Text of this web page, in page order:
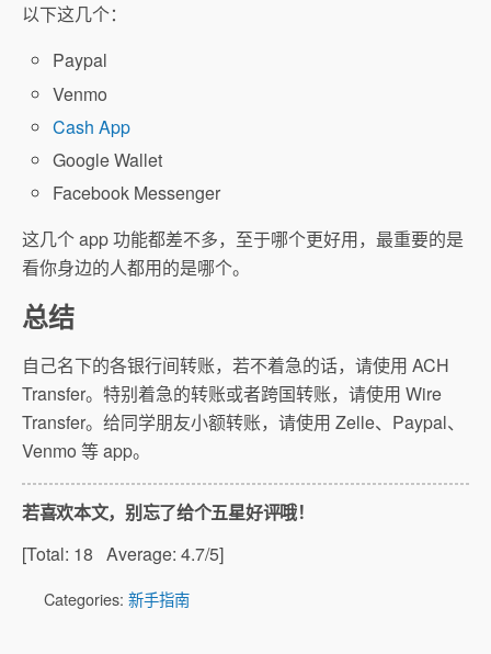
以下这几个：
Paypal
Venmo
Cash App
Google Wallet
Facebook Messenger
这几个 app 功能都差不多，至于哪个更好用，最重要的是
看你身边的人都用的是哪个。
总结
自己名下的各银行间转账，若不着急的话，请使用 ACH
Transfer。特别着急的转账或者跨国转账，请使用 Wire
Transfer。给同学朋友小额转账，请使用 Zelle、Paypal、
Venmo 等 app。
若喜欢本文，别忘了给个五星好评哦！
[Total: 18 Average: 4.7/5]
Categories: 新手指南